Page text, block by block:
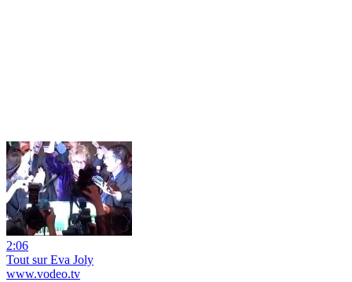
2:06
Tout sur Eva Joly
www.vodeo.tv